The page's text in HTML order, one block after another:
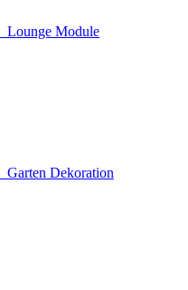
Lounge Module
Garten Dekoration